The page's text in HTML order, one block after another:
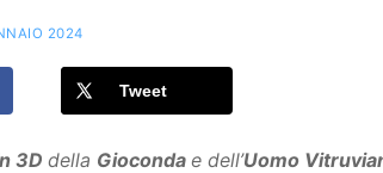
2024
Tweet
3D della Gioconda e dell’Uomo